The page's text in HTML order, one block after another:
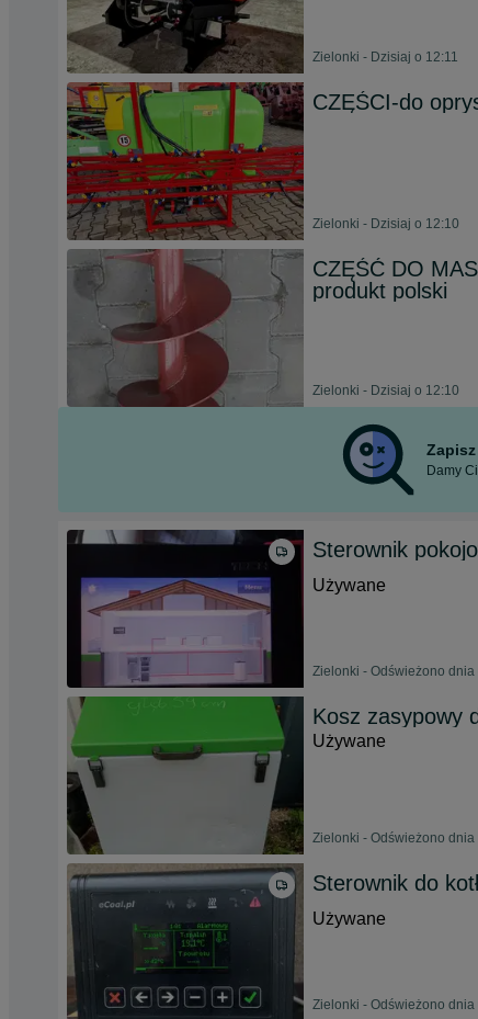
Zielonki - Dzisiaj o 12:11
CZĘŚCI-do
Zielonki - Dzisiaj o 12:10
CZĘŚĆ DO
produkt polski
Zielonki - Dzisiaj o 12:10
Damy
Sterownik
Używane
Zielonki - Odświeżono
Kosz zasypowy
Używane
Zielonki - Odświeżono
Sterownik do
Używane
Zielonki - Odświeżono